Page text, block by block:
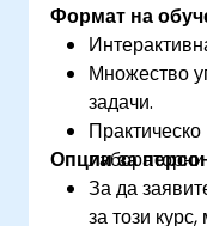
обработка,
данни.
Правят
Научат и
възможности
Формат на
Множество
задачи.
лабораторни
Опции за
За да
за този